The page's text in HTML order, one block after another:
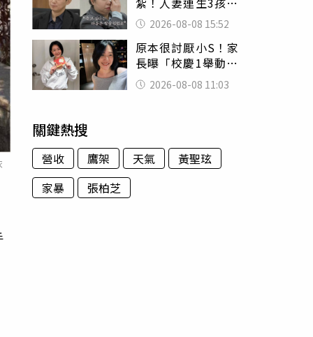
控遭家暴淚喊：真
的好累
2026-08-08 15:52
原本很討厭小S！家
長曝「校慶1舉動」
讓她徹底改觀 網
友洗版認證
2026-08-08 11:03
關鍵熱搜
營收 鷹架 天氣
黃聖玹
家暴
張柏芝